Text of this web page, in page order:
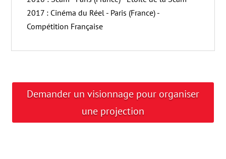
2017 : Cinéma du Réel - Paris (France) -
Compétition Française
Demander un visionnage pour organiser
une projection